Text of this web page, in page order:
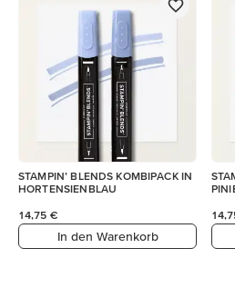
STAMPIN’ BLENDS KOMBIPACK IN
HORTENSIENBLAU
14,75 €
In den Warenkorb